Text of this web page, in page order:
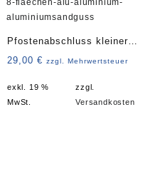
Pfostenabschluss kleiner
Kegel 8 Flächen Art. 4233
29,00 € zzgl. Mehrwertsteuer
exkl. 19 %
MwSt.
zzgl.
Versandkosten